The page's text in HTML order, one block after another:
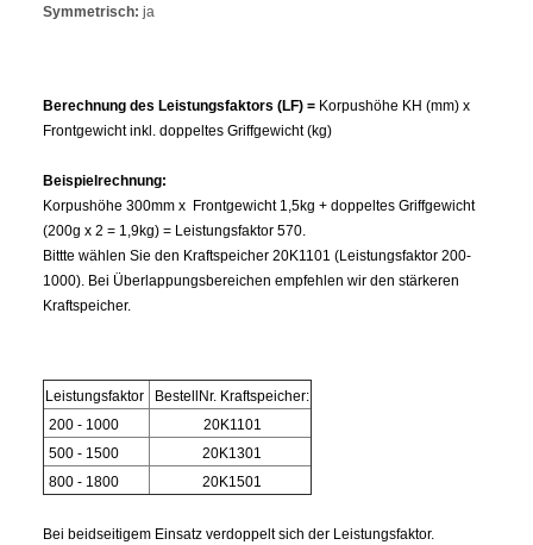
Symmetrisch: ja
Berechnung des Leistungsfaktors (LF) = Korpushöhe KH (mm) x
Frontgewicht inkl. doppeltes Griffgewicht (kg)
Beispielrechnung:
Korpushöhe 300mm x Frontgewicht 1,5kg + doppeltes Griffgewicht
(200g x 2 = 1,9kg) = Leistungsfaktor 570.
Bittte wählen Sie den Kraftspeicher 20K1101 (Leistungsfaktor 200-
1000). Bei Überlappungsbereichen empfehlen wir den stärkeren
Kraftspeicher.
Leistungsfaktor
BestellNr. Kraftspeicher:
200 - 1000
20K1101
500 - 1500
20K1301
800 - 1800
20K1501
Bei beidseitigem Einsatz verdoppelt sich der Leistungsfaktor.